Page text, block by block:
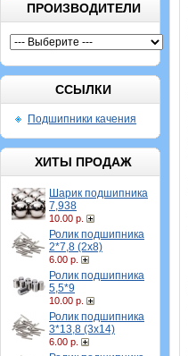
ПРОИЗВОДИТЕЛИ
ССЫЛКИ
Подшипники качения
ХИТЫ ПРОДАЖ
Шарик подшипника
7,938
10.00 р.
Ролик подшипника
2*7,8 (2х8)
6.00 р.
Ролик подшипника
5,5*9
10.00 р.
Ролик подшипника
3*13,8 (3х14)
6.00 р.